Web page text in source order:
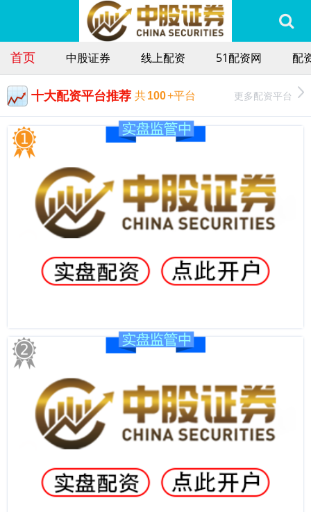
首页 中股证券 线上配资 51配资网 配
十大配资平台推荐 共100+平台 更多配资平台